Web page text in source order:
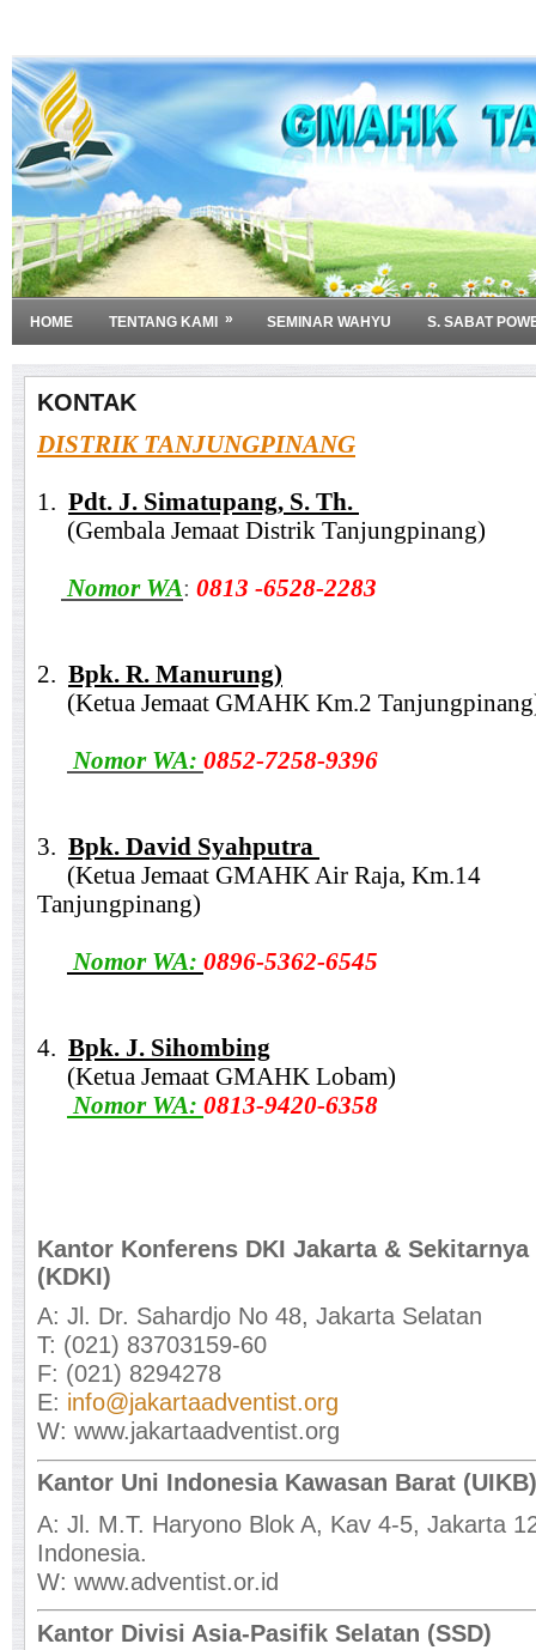
HOME TENTANG KAMI » SEMINAR WAHYU S. SABAT
KONTAK
DISTRIK TANJUNGPINANG
1. Pdt. J. Simatupang, S. Th.
(Gembala Jemaat Distrik Tanjungpinang)
Nomor WA: 0813 -6528-2283
2. Bpk. R. Manurung)
(Ketua Jemaat GMAHK Km.2
Nomor WA: 0852-7258-9396
3. Bpk. David Syahputra
(Ketua Jemaat GMAHK Air Raja, Km.14
Tanjungpinang)
Nomor WA: 0896-5362-6545
4. Bpk. J. Sihombing
(Ketua Jemaat GMAHK Lobam)
Nomor WA: 0813-9420-6358
Kantor Konferens DKI Jakarta & Sekitarnya
(KDKI)
A: Jl. Dr. Sahardjo No 48, Jakarta Selatan
T: (021) 83703159-60
F: (021) 8294278
E: info@jakartaadventist.org
W: www.jakartaadventist.org
Kantor Uni Indonesia Kawasan Barat (UIKB)
A: Jl. M.T. Haryono Blok A, Kav 4-5, Jakarta
Indonesia.
W: www.adventist.or.id
Kantor Divisi Asia-Pasifik Selatan (SSD)